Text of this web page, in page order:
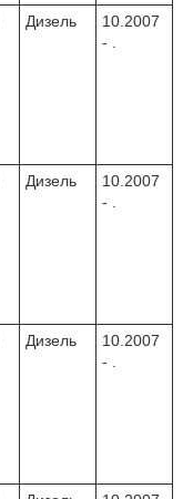
Дизель
10.2007
- .
Дизель
10.2007
- .
Дизель
10.2007
- .